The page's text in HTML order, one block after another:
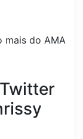
mais do AMA